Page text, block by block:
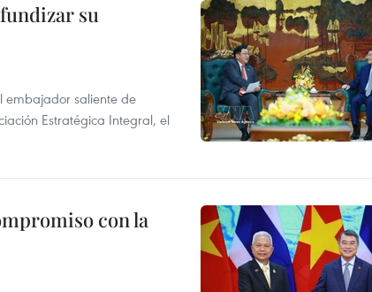
su
embajador saliente de
Estratégica Integral, el
con la